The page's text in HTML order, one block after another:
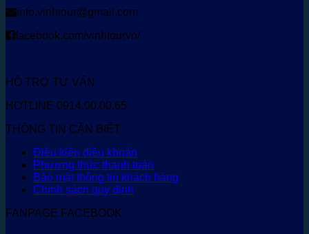
info.vinhtour@gmail.com
facebook.com/vinhtourvn/
HỖ TRỢ TƯ VẤN
HOTLINE 0914.00.00.65
THÔNG TIN CẦN BIẾT
Điều kiện điều khoản
Phương thức thanh toán
Bảo mật thông tin khách hàng
Chính sách quy định
FANPAGE FACEBOOK